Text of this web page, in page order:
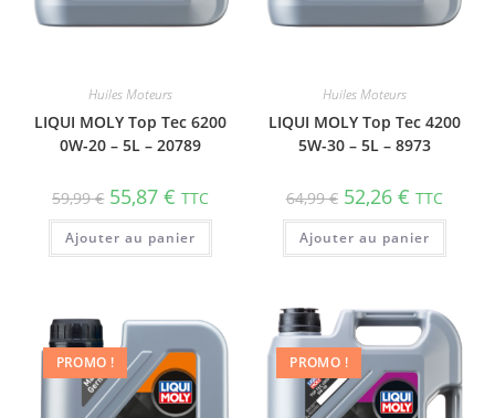
Huiles Moteurs
LIQUI MOLY Top Tec 6200
0W-20 – 5L – 20789
59,99€ 55,87€ TTC
Ajouter au panier
Huiles Moteurs
LIQUI MOLY Top Tec 4200
5W-30 – 5L – 8973
64,99€ 52,26 € TTC
Ajouter au panier
PROMO ! PROMO !